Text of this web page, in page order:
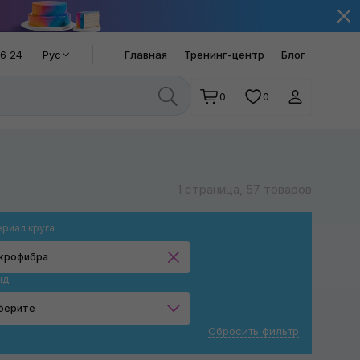
24 Рус Главная Тренинг-центр Блог
0 0
1 страница, 57 товаров
круга
Поролон
Микрофибра Сбросить фильтр